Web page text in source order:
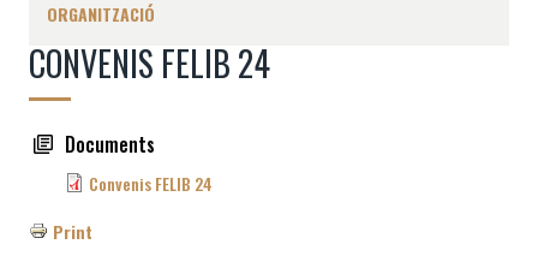
ORGANITZACIÓ
CONVENIS FELIB 24
Documents
Convenis FELIB 24
Print